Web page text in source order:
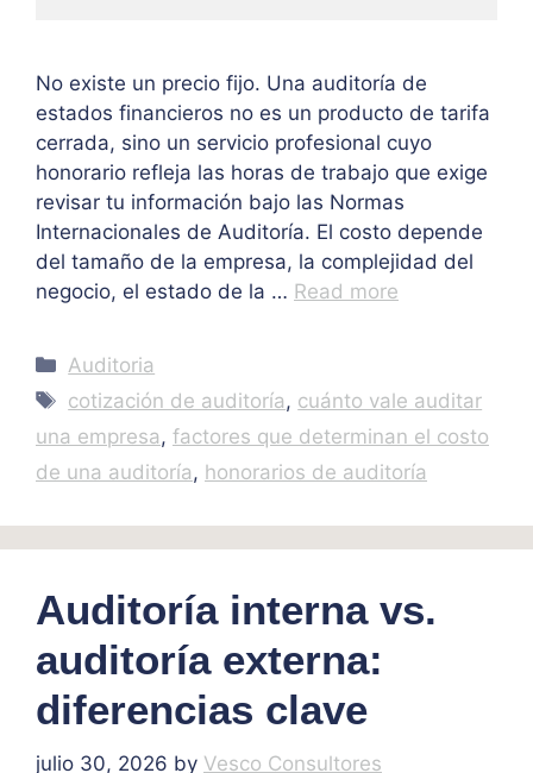
No existe un precio fijo. Una auditoría de
estados financieros no es un producto de tarifa
cerrada, sino un servicio profesional cuyo
honorario refleja las horas de trabajo que exige
revisar tu información bajo las Normas
Internacionales de Auditoría. El costo depende
del tamaño de la empresa, la complejidad del
negocio, el estado de la … Read more
Categories
Auditoria
Tags
cotización de auditoría, cuánto vale auditar
una empresa, factores que determinan el costo
de una auditoría, honorarios de auditoría
Auditoría interna vs.
auditoría externa:
diferencias clave
julio 30, 2026 by Vesco Consultores